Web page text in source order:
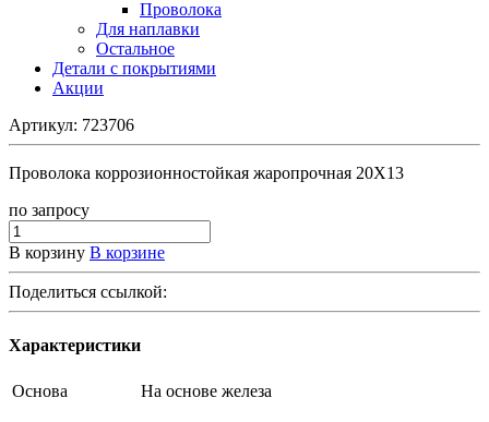
Проволока
Для наплавки
Остальное
Детали с покрытиями
Акции
Артикул: 723706
Проволока коррозионностойкая жаропрочная 20Х13
по запросу
В корзину В корзине
Поделиться ссылкой:
Характеристики
Основа На основе железа